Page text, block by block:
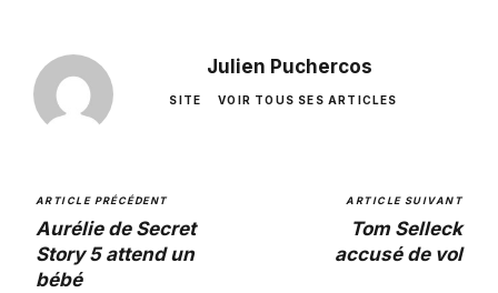
Julien Puchercos
SITE VOIR TOUS SES ARTICLES
ARTICLE PRÉCÉDENT
Aurélie de Secret
Story 5 attend un
bébé
ARTICLE SUIVANT
Tom Selleck
accusé de vol